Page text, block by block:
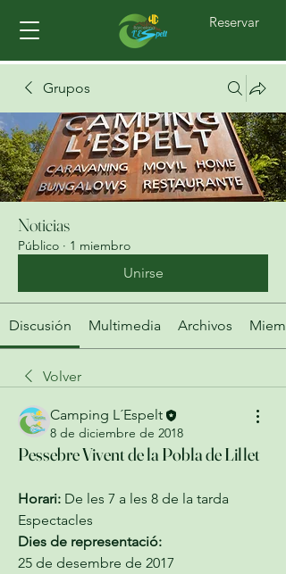
Reservar
Grupos
Noticias
Público · 1 miembro
Unirse
Discusión Multimedia Archivos
Volver
Camping L´Espelt
8 de diciembre de 2018
Pessebre Vivent de la Pobla de Lillet
Horari: De les 7 a les 8 de la tarda
Espectacles
Dies de representació:
25 de desembre de 2017